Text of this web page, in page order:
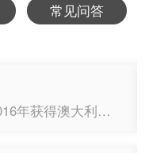
常见问答
简介：连武，男，1994年生，2016年获得澳大利亚新南威尔士大学（UNSW）人工智能专业学士学位，2019年获得西安交通大学工商管理硕士（MBA）学位。2021年1月任陕西 采矿装备制造有限公司总...